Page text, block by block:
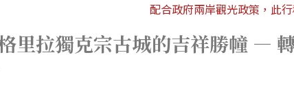
配合政府兩岸觀光政策，此
里拉獨克宗古城的吉祥勝幢 —